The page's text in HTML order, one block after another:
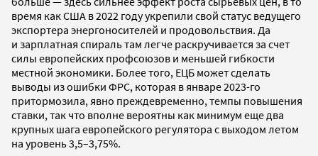
время как США в 2022 году укрепили свой статус ведущего
экспортера энергоносителей и продовольствия. Да
и зарплатная спираль там легче раскручивается за счет
силы европейских профсоюзов и меньшей гибкости
местной экономики. Более того, ЕЦБ может сделать
выводы из ошибки ФРС, которая в январе 2023-го
притормозила, явно преждевременно, темпы повышения
ставки, так что вполне вероятны как минимум еще два
крупных шага европейского регулятора с выходом летом
на уровень 3,5–3,75%.